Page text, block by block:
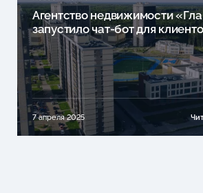
Агентство недвижимости
запустило чат-бот для
7 апреля 2025